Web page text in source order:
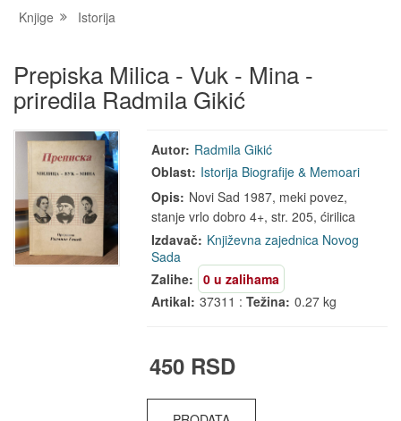
Knjige Istorija
Prepiska Milica - Vuk - Mina -
priredila Radmila Gikić
Autor: Radmila Gikić
Oblast: Istorija Biografije & Memoari
Opis: Novi Sad 1987, meki povez,
stanje vrlo dobro 4+, str. 205, ćirilica
Izdavač: Književna zajednica Novog
Sada
Zalihe:
0 u zalihama
Artikal: 37311 :Težina: 0.27 kg
450 RSD